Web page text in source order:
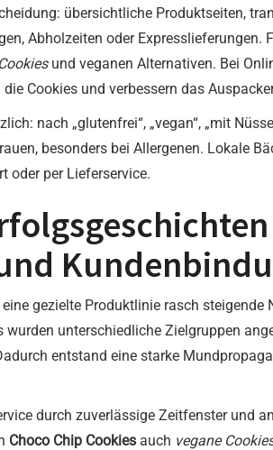
übersichtliche Produktseiten,
Abholzeiten oder
und veganen Alternativen. Bei
Cookies und verbessern das
nach „glutenfrei“, „vegan“, „mit
besonders bei Allergenen. Lokale
oder per Lieferservice.
gezielte Produktlinie rasch
unterschiedliche Zielgruppen
entstand eine starke
durch zuverlässige Zeitfenster und
Choco Chip Cookies auch vegane